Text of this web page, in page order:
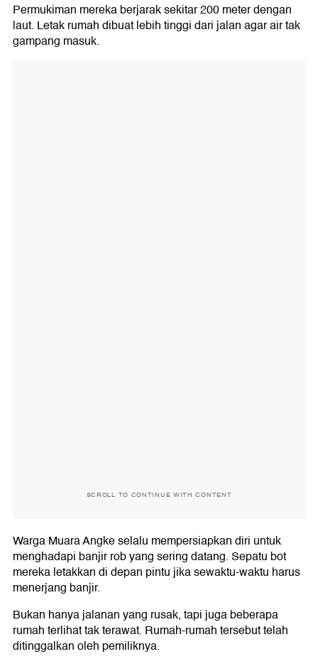
Permukiman mereka berjarak sekitar 200 meter dengan
laut. Letak rumah dibuat lebih tinggi dari jalan agar air tak
gampang masuk.
SCROLL TO CONTINUE WITH CONTENT
Warga Muara Angke selalu mempersiapkan diri untuk
menghadapi banjir rob yang sering datang. Sepatu bot
mereka letakkan di depan pintu jika sewaktu-waktu harus
menerjang banjir.
Bukan hanya jalanan yang rusak, tapi juga beberapa
rumah terlihat tak terawat. Rumah-rumah tersebut telah
ditinggalkan oleh pemiliknya.